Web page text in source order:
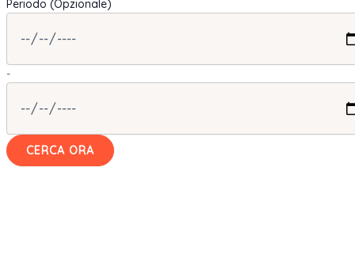
Periodo (Opzionale)
-
CERCA ORA